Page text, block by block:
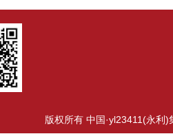
版权所有 中国·yl23411(永